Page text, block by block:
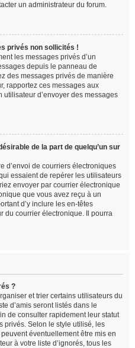
un administrateur du forum.
privés non sollicités !
les messages privés d’un
depuis le panneau de
des messages privés de manière
rapportez ces messages aux
d’envoyer des messages
de la part de quelqu’un sur
d’envoi de courriers électroniques
essaient de repérer les utilisateurs
envoyer par courrier électronique
que vous avez reçu à un
d’y inclure les en-têtes
du courrier électronique. Il pourra
?
et trier certains utilisateurs du
d’amis seront listés dans le
de consulter rapidement leur statut
privés. Selon le style utilisé, les
éventuellement être mis en
à votre liste d’ignorés, tous les